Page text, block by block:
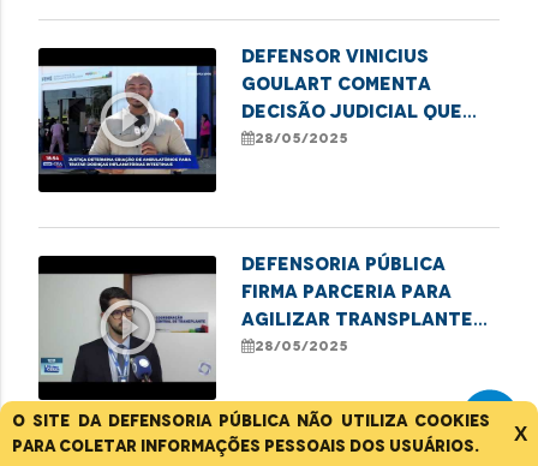
O site da Defensoria Pública não utiliza cookies
para coletar informações pessoais dos usuários.
X
play_circle_outline
Defensor Vinicius
Goulart comenta
decisão judicial que
determina atendimento
intestinais
28/05/2025
play_circle_outline
Defensoria Pública
firma parceria para
agilizar transplantes
no Maranhão
28/05/2025